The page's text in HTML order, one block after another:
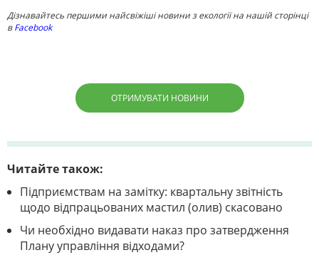
Дізнавайтесь першими найсвіжіші новини з екології на нашій сторінці
вFacebook
ОТРИМУВАТИ НОВИНИ
Читайте також:
Підприємствам на замітку: квартальну звітність
щодо відпрацьованих мастил (олив) скасовано
Чи необхідно видавати наказ про затвердження
Плану управління відходами?